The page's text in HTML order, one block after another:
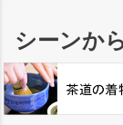
シーンか